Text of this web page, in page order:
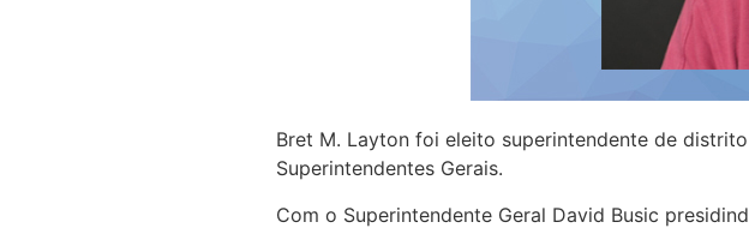
Bret M. Layton foi eleito superintendente de
Superintendentes Gerais.
Com o Superintendente Geral David Busic